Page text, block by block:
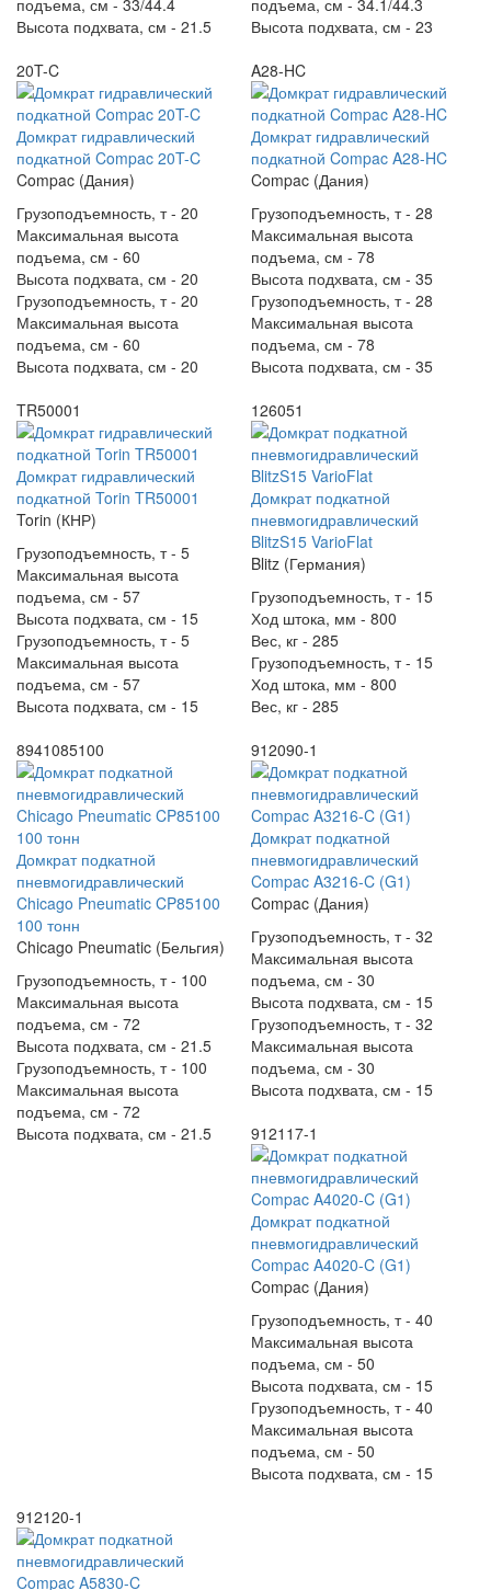
Высота подхвата, см - 21.5
Высота подхвата, см - 23
20T-C
Домкрат гидравлический
подкатной Compac 20T-C
Compac (Дания)
Грузоподъемность, т - 20
Максимальная высота
подъема, см - 60
Высота подхвата, см - 20
Грузоподъемность, т - 20
Максимальная высота
подъема, см - 60
Высота подхвата, см - 20
A28-HC
Домкрат гидравлический
подкатной Compac A28-HC
Compac (Дания)
Грузоподъемность, т - 28
Максимальная высота
подъема, см - 78
Высота подхвата, см - 35
Грузоподъемность, т - 28
Максимальная высота
подъема, см - 78
Высота подхвата, см - 35
TR50001
Домкрат гидравлический
подкатной Torin TR50001
Torin (КНР)
Грузоподъемность, т - 5
Максимальная высота
подъема, см - 57
Высота подхвата, см - 15
Грузоподъемность, т - 5
Максимальная высота
подъема, см - 57
Высота подхвата, см - 15
126051
Домкрат подкатной
пневмогидравлический
BlitzS15 VarioFlat
Blitz (Германия)
Грузоподъемность, т - 15
Ход штока, мм - 800
Вес, кг - 285
Грузоподъемность, т - 15
Ход штока, мм - 800
Вес, кг - 285
8941085100
Домкрат подкатной
пневмогидравлический
Chicago Pneumatic CP85100
100 тонн
Chicago Pneumatic (Бельгия)
Грузоподъемность, т - 100
Максимальная высота
подъема, см - 72
Высота подхвата, см - 21.5
Грузоподъемность, т - 100
Максимальная высота
подъема, см - 72
Высота подхвата, см - 21.5
912090-1
Домкрат подкатной
пневмогидравлический
Compac A3216-C (G1)
Compac (Дания)
Грузоподъемность, т - 32
Максимальная высота
подъема, см - 30
Высота подхвата, см - 15
Грузоподъемность, т - 32
Максимальная высота
подъема, см - 30
Высота подхвата, см - 15
912117-1
Домкрат подкатной
пневмогидравлический
Compac A4020-C (G1)
Compac (Дания)
Грузоподъемность, т - 40
Максимальная высота
подъема, см - 50
Высота подхвата, см - 15
Грузоподъемность, т - 40
Максимальная высота
подъема, см - 50
Высота подхвата, см - 15
912120-1